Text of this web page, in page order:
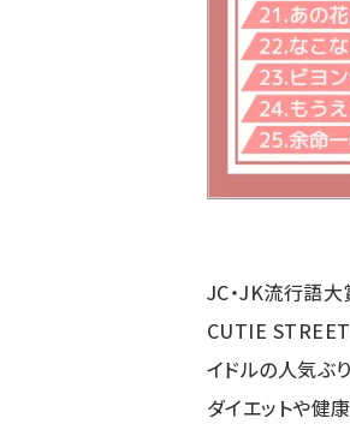
JC・JK流行語大
CUTIE STREET
イドルの人気ぶり
ダイエットや健